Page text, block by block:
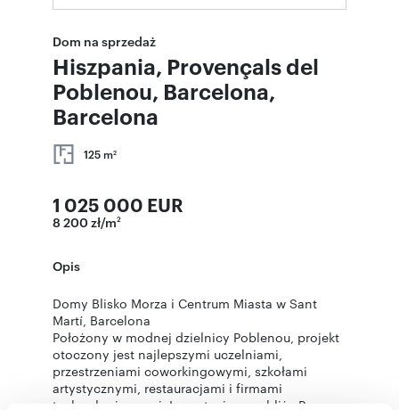
Dom na sprzedaż
Hiszpania, Provençals del
Poblenou, Barcelona,
Barcelona
125 m2
1 025 000 EUR
8 200 zł/m2
Opis
Domy Blisko Morza i Centrum Miasta w Sant
Martí, Barcelona
Położony w modnej dzielnicy Poblenou, projekt
otoczony jest najlepszymi uczelniami,
przestrzeniami coworkingowymi, szkołami
artystycznymi, restauracjami i firmami
technologicznymi. Inwestycja w pobliżu Parc